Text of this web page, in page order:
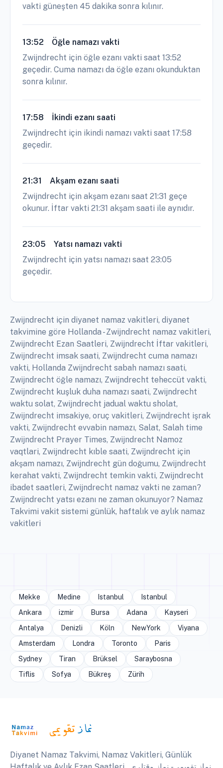
vakti güneşten 45 dakika sonra kılınır.
13:52
Öğle namazı vakti
Zwijndrecht için öğle ezanı vakti saat 13:52
geçedir. Cuma namazı da öğle ezanı okunduktan
sonra kılınır.
17:58
İkindi ezanı saati
Zwijndrecht için ikindi namazı vakti saat 17:58
geçedir.
21:31
Akşam ezanı saati
Zwijndrecht için akşam ezanı saat 21:31 geçe
okunur. İftar vakti 21:31 akşam saati ile aynıdır.
23:05
Yatsı namazı vakti
Zwijndrecht için yatsı namazı saat 23:05
geçedir.
Zwijndrecht için diyanet namaz vakitleri, diyanet
takvimine göre Hollanda - Zwijndrecht namaz vakitleri,
Zwijndrecht Ezan Saatleri, Zwijndrecht İftar vakitleri,
Zwijndrecht imsak saati, Zwijndrecht cuma namazı
vakti, Hollanda Zwijndrecht sabah namazı saati,
Zwijndrecht öğle namazı, Zwijndrecht teheccüt vakti,
Zwijndrecht kuşluk duha namazı saati, Zwijndrecht
waktu solat, Zwijndrecht jadual waktu sholat,
Zwijndrecht imsakiye, oruç vakitleri, Zwijndrecht işrak
vakti, Zwijndrecht evvabin namazı, Salat, Salah time
Zwijndrecht Prayer Times, Zwijndrecht Namoz
vaqtlari, Zwijndrecht kıble saati, Zwijndrecht için
akşam namazı, Zwijndrecht gün doğumu, Zwijndrecht
kerahat vakti, Zwijndrecht temkin vakti, Zwijndrecht
ibadet saatleri, Zwijndrecht namaz vakti ne zaman?
Zwijndrecht yatsı ezanı ne zaman okunuyor? Namaz
Takvimi vakit sistemi günlük, haftalık ve aylık namaz
vakitleri
Mekke Medine Istanbul
Istanbul
Ankara
izmir Bursa Adana
Kayseri
Antalya
Denizli Köln NewYork
Viyana
Amsterdam
Londra Toronto
Paris
Sydney
Tiran Brüksel
Saraybosna
Tiflis
Sofya Bükreş Zürih
Diyanet Namaz Takvimi, Namaz Vakitleri, Günlük